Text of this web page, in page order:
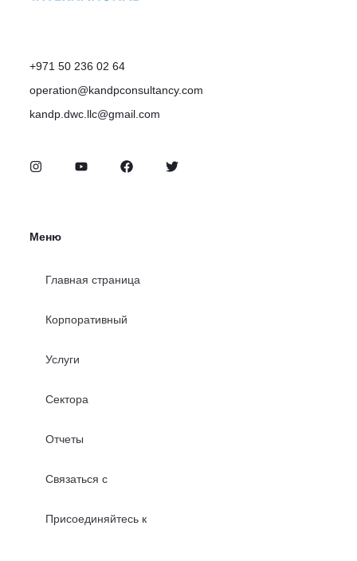
+971 50 236 02 64
operation@kandpconsultancy.com
kandp.dwc.llc@gmail.com
Меню
Главная страница
Корпоративный
Услуги
Сектора
Отчеты
Связаться с
Присоединяйтесь к